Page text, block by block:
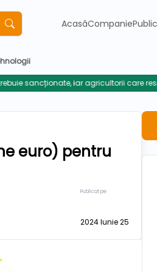
AcasăCompanie
euro) pentru
Publicat pe
2024 Iunie 25